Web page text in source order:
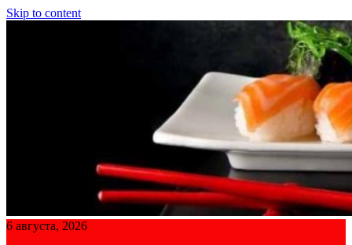
Skip to content
6 августа, 2026